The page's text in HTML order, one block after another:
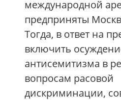
международной
предприняты
Тогда, в ответ на
включить
антисемитизма в
вопросам расовой
дискриминации,